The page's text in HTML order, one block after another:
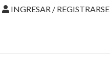
INGRESAR / REGISTRARSE